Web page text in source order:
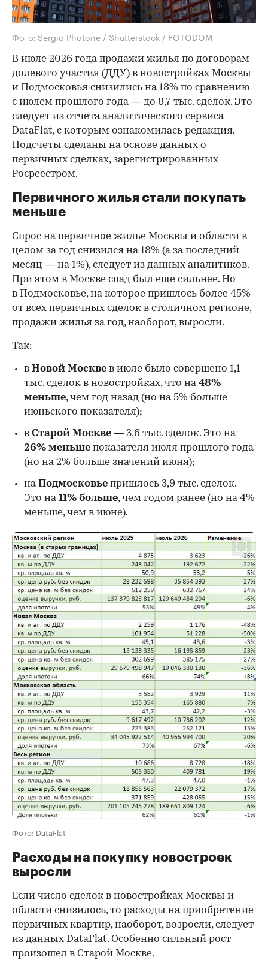
Фото: Sergio Photone / Shutterstock / FOTODOM
В июле 2026 года продажи жилья по договорам
долевого участия (ДДУ) в новостройках Москвы
и Подмосковья снизились на 18% по сравнению
с июлем прошлого года — до 8,7 тыс. сделок. Это
следует из отчета аналитического сервиса
DataFlat, с которым ознакомилась редакция.
Подсчеты сделаны на основе данных о
первичных сделках, зарегистрированных
Росреестром.
Первичного жилья стали покупать
меньше
Спрос на первичное жилье Москвы и области в
целом за год снизился на 18% (а за последний
месяц — на 1%), следует из данных аналитиков.
При этом в Москве спад был еще сильнее. Но
в Подмосковье, на которое пришлось более 45%
от всех первичных сделок в столичном регионе,
продажи жилья за год, наоборот, выросли.
00:00 / 00:00
Так:
в Новой Москве в июле было совершено 1,1
тыс. сделок в новостройках, что на48%
меньше, чем год назад (но на 5% больше
июньского показателя);
в Старой Москве — 3,6 тыс. сделок. Это на
26% меньше показателя июля прошлого года
(но на 2% больше значений июня);
наПодмосковье пришлось 3,9 тыс. сделок.
Это на11% больше, чем годом ранее (но на 4%
меньше, чем в июне).
Фото: DataFlat
Расходы на покупку новостроек
выросли
Если число сделок в новостройках Москвы и
области снизилось, то расходы на приобретение
первичных квартир, наоборот, возросли, следует
из данных DataFlat. Особенно сильный рост
произошел в Старой Москве.